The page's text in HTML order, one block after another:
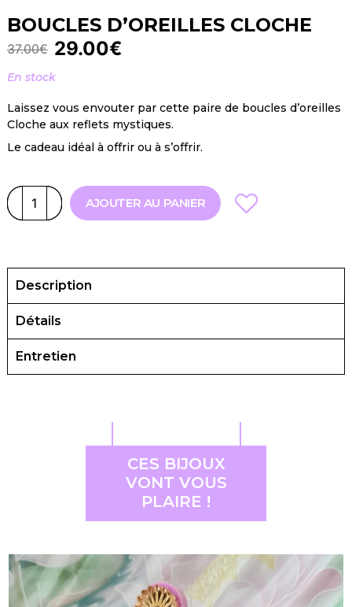
BOUCLES D’OREILLES CLOCHE
37.00€ 29.00€
En stock
Laissez vous envouter par cette paire de boucles d’oreilles
Cloche aux reflets mystiques.
Le cadeau idéal à offrir ou à s’offrir.
AJOUTER AU PANIER
Description
Détails
Entretien
CES BIJOUX
VONT VOUS
PLAIRE !